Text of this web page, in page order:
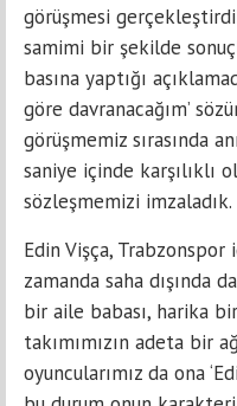
görüşmesi
samimi bir şekilde
basına yaptığı
göre davranacağım’
görüşmemiz sırasında
saniye içinde karşılıklı
sözleşmemizi imzaladık.
Edin Vişça, Trabzonspor
zamanda saha dışında
bir aile babası, harika
takımımızın adeta bir
oyuncularımız da ona